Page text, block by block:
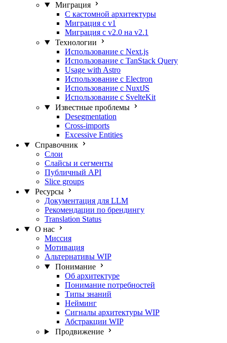
Миграция
С кастомной архитектуры
Миграция с v1
Миграция с v2.0 на v2.1
Технологии
Использование с Next.js
Использование с TanStack Query
Usage with Astro
Использование с Electron
Использование с NuxtJS
Использование с SvelteKit
Известные проблемы
Desegmentation
Cross-imports
Excessive Entities
Справочник
Слои
Слайсы и сегменты
Публичный API
Slice groups
Ресурсы
Документация для LLM
Рекомендации по брендингу
Translation Status
О нас
Миссия
Мотивация
Альтернативы WIP
Понимание
Об архитектуре
Понимание потребностей
Типы знаний
Нейминг
Сигналы архитектуры WIP
Абстракции WIP
Продвижение